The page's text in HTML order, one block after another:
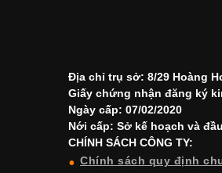
Địa chỉ trụ sở: 8/29 Hoàng
Giấy chứng nhận đăng ký
Ngày cấp: 07/02/2020
Nới cấp: Sở kế hoạch và
CHÍNH SÁCH CÔNG TY:
Chính sách quy định